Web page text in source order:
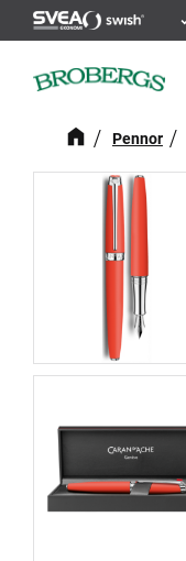
Pennor